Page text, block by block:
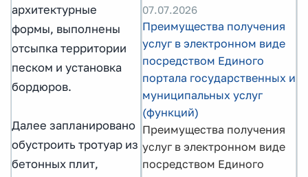
архитектурные
формы, выполнены
отсыпка территории
песком и установка
бордюров.
Далее запланировано
обустроить тротуар из
бетонных плит,
07.07.2026
Преимущества получения
услуг в электронном виде
посредством Единого
портала государственных и
муниципальных услуг
(функций)
Преимущества получения
услуг в электронном виде
посредством Единого